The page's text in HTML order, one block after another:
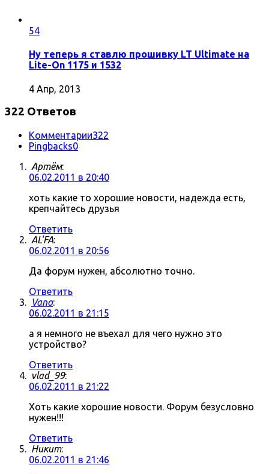
54
Ну теперь я ставлю прошивку LT Ultimate на
Lite-On 1175 и 1532
4 Апр, 2013
322 Ответов
Комментарии322
Pingbacks0
Артём:
06.02.2011 в 20:40
хоть какие то хорошие новости, надежда есть,
крепчайтесь друзья
Ответить
AL'FA:
06.02.2011 в 20:56
Да форум нужен, абсолютно точно.
Ответить
Vano:
06.02.2011 в 21:15
а я немного не въехал для чего нужно это
устройство?
Ответить
vlad_99:
06.02.2011 в 21:22
Хоть какие хорошие новости. Форум безусловно
нужен!!!
Ответить
Никит:
06.02.2011 в 21:46